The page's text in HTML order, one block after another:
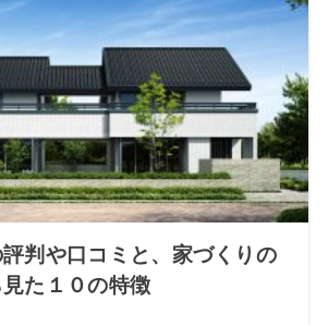
判や口コミと、家づくりの
た１０の特徴